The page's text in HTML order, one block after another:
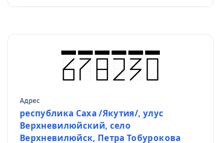
Адрес
республика Саха /Якутия/, улус
Верхневилюйский, село
Верхневилюйск, Петра Тобурокова
Источник данных